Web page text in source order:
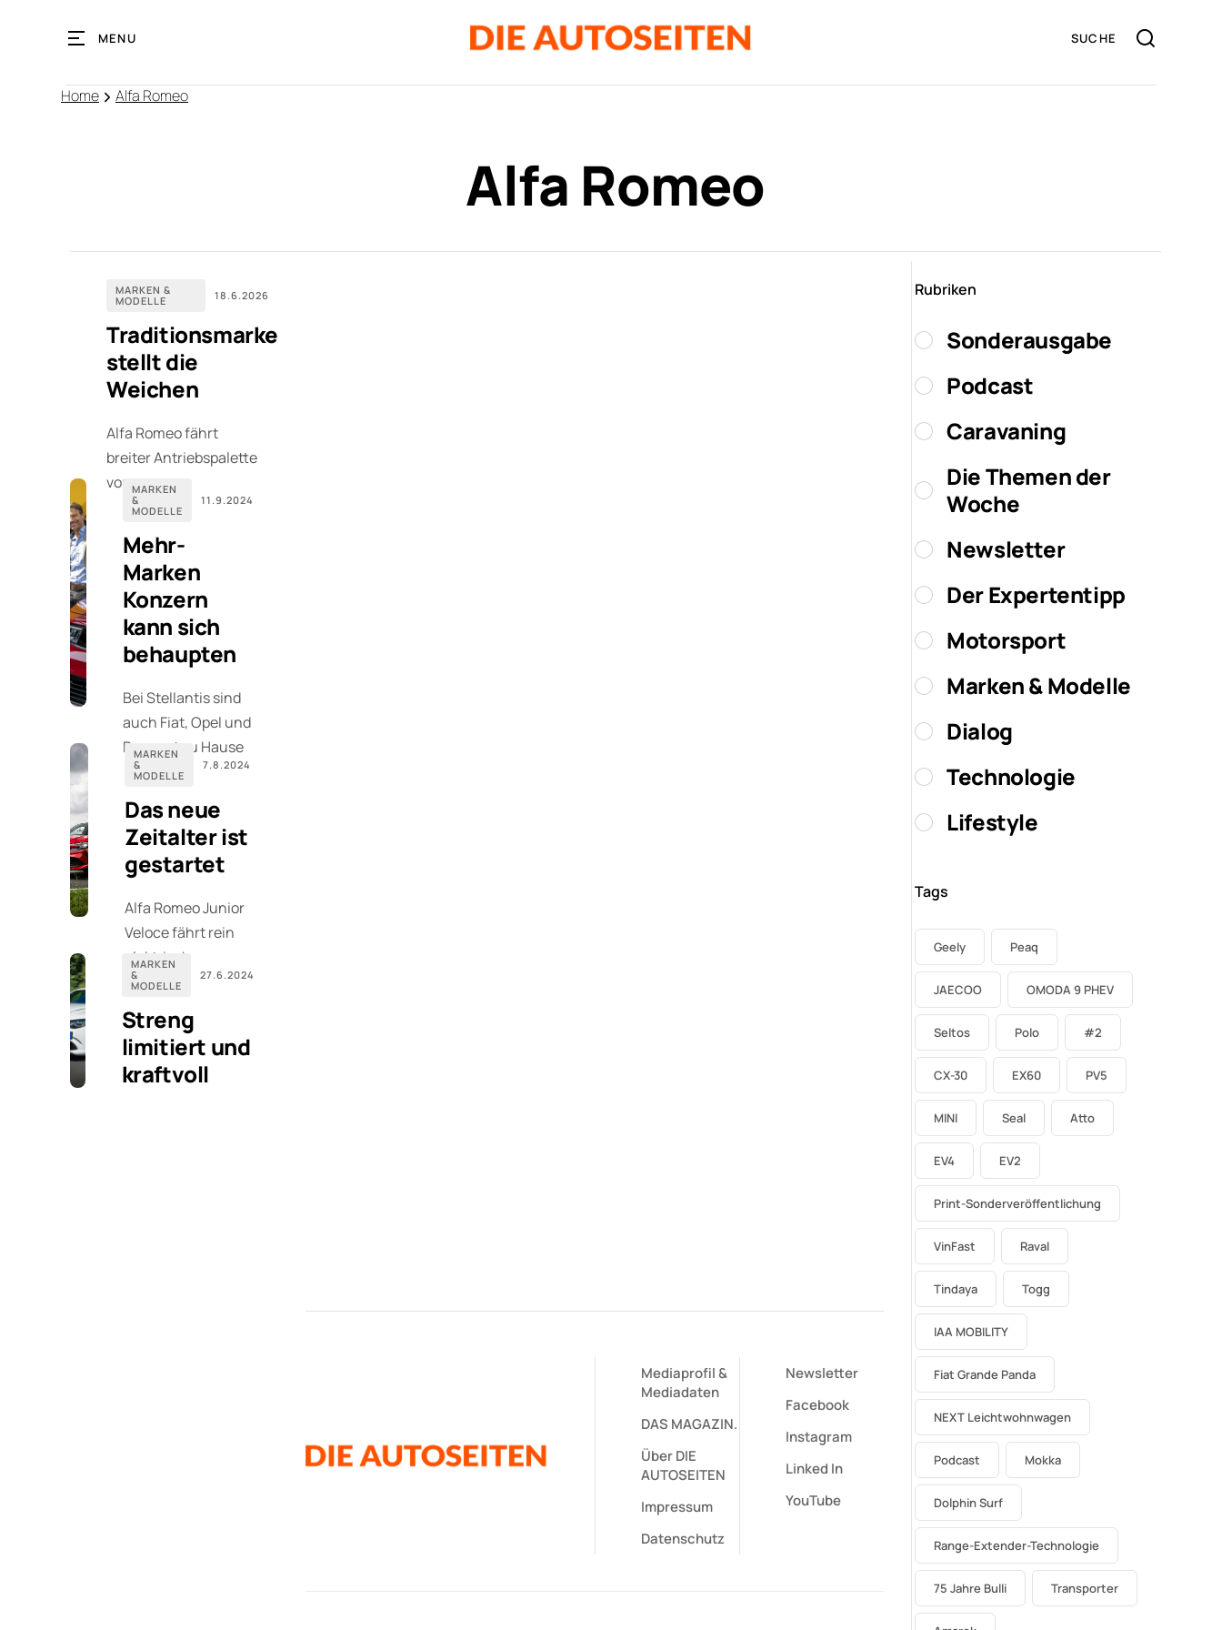
MENU
Home Alfa Romeo
Alfa Romeo
MARKEN &
MODELLE
18.6.2026
Traditionsmarke
stellt die
Weichen
Alfa Romeo fährt
breiter Antriebspalette
vor MARKEN
&
MODELLE
11.9.2024
Mehr-
Marken
Konzern
kann sich
behaupten
Bei Stellantis sind
auch Fiat, Opel und
Peugeot zu Hause
MARKEN
&
MODELLE
7.8.2024
Das neue
Zeitalter ist
gestartet
Alfa Romeo Junior
Veloce fährt rein
elektrisch
MARKEN
&
MODELLE
27.6.2024
Streng
limitiert und
kraftvoll
Mediaprofil&
Mediadaten
DAS MAGAZIN.
Über DIE
AUTOSEITEN
Impressum
Datenschutz
Newsletter
Facebook
Instagram
Linked In
YouTube
Rubriken
Sonderausgabe
Podcast
Caravaning
Die Themen der
Woche
Newsletter
Der Expertentipp
Motorsport
Marken & Modelle
Dialog
Technologie
Lifestyle
Tags
Geely Peaq
JAECOO OMODA 9 PHEV
Seltos Polo #2
CX-30 EX60 PV5
MINI Seal Atto
EV4 EV2
Print-Sonderveröffentlichung
VinFast Raval
Tindaya Togg
IAA MOBILITY
Fiat Grande Panda
NEXT Leichtwohnwagen
Podcast Mokka
Dolphin Surf
Range-Extender-Technologie
75 Jahre Bulli Transporter